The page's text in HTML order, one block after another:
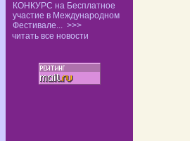
КОНКУРС на Бесплатное
участие в Международном
Фестивале... >>>
читать все новости